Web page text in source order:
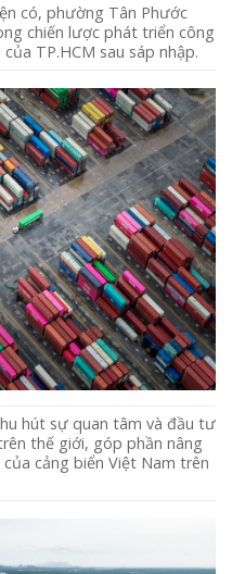
có, phường Tân Phước
chiến lược phát triển công
TP.HCM sau sáp nhập.
hút sự quan tâm và đầu tư
thế giới, góp phần nâng
cảng biển Việt Nam trên